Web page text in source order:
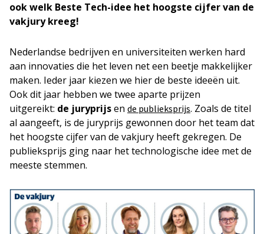
ook welk Beste Tech-idee het hoogste cijfer van de
vakjury kreeg!
Nederlandse bedrijven en universiteiten werken hard
aan innovaties die het leven net een beetje makkelijker
maken. Ieder jaar kiezen we hier de beste ideeën uit.
Ook dit jaar hebben we twee aparte prijzen
uitgereikt: de juryprijsen de publieksprijs. Zoals de titel
al aangeeft, is de juryprijs gewonnen door het team dat
het hoogste cijfer van de vakjury heeft gekregen. De
publieksprijs ging naar het technologische idee met de
meeste stemmen.